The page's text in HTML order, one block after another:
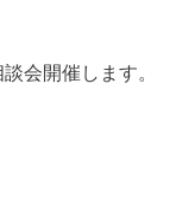
会開催します。